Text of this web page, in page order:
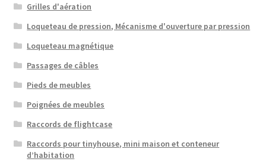
Grilles d'aération
Loqueteau de pression, Mécanisme d'ouverture par pression
Loqueteau magnétique
Passages de câbles
Pieds de meubles
Poignées de meubles
Raccords de flightcase
Raccords pour tinyhouse, mini maison et conteneur
d’habitation